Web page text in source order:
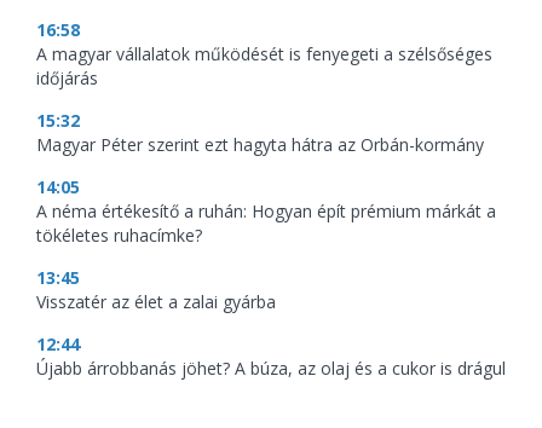
16:58
A magyar vállalatok működését is fenyegeti a szélsőséges
időjárás
15:32
Magyar Péter szerint ezt hagyta hátra az Orbán-kormány
14:05
A néma értékesítő a ruhán: Hogyan épít prémium márkát a
tökéletes ruhacímke?
13:45
Visszatér az élet a zalai gyárba
12:44
Újabb árrobbanás jöhet? A búza, az olaj és a cukor is drágul